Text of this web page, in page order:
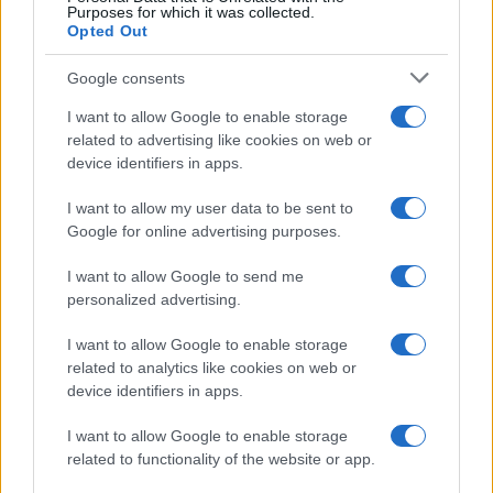
Purposes for which it was collected.
Opted Out
Google consents
I want to allow Google to enable storage
related to advertising like cookies on web or
device identifiers in apps.
I want to allow my user data to be sent to
Google for online advertising purposes.
I want to allow Google to send me
personalized advertising.
I want to allow Google to enable storage
related to analytics like cookies on web or
device identifiers in apps.
I want to allow Google to enable storage
related to functionality of the website or app.
NEWS
Brent cae un 8.3% y arrastra a las materias primas en agosto